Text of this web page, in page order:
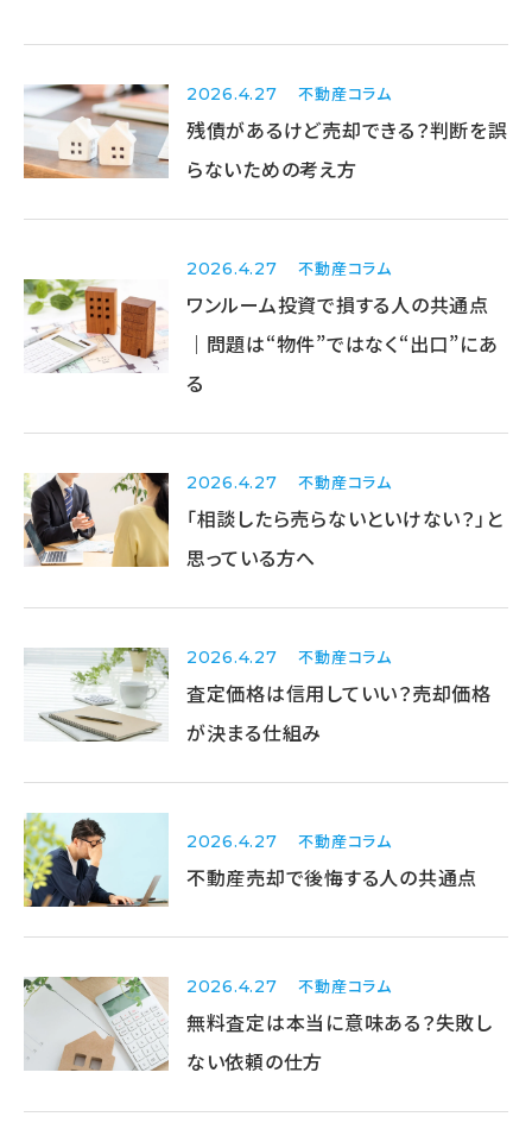
2026.4.27 不動産コラム
残債があるけど売却できる？判断を誤
らないための考え方
2026.4.27 不動産コラム
ワンルーム投資で損する人の共通点
｜問題は“物件”ではなく“出口”にあ
る
2026.4.27 不動産コラム
「相談したら売らないといけない？」と
思っている方へ
2026.4.27 不動産コラム
査定価格は信用していい？売却価格
が決まる仕組み
2026.4.27 不動産コラム
不動産売却で後悔する人の共通点
2026.4.27 不動産コラム
無料査定は本当に意味ある？失敗し
ない依頼の仕方